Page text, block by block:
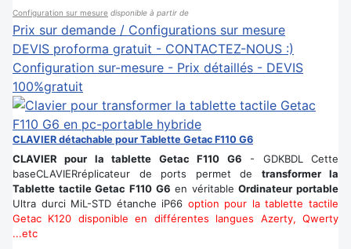
Configuration sur mesure disponible à partir de
Prix sur demande / Configurations sur mesure
DEVIS proforma gratuit - CONTACTEZ-NOUS :)
Configuration sur-mesure - Prix détaillés - DEVIS
100%gratuit
CLAVIER détachable pour Tablette Getac F110 G6
CLAVIER pour la tablette Getac F110 G6 - GDKBDL Cette
baseCLAVIERréplicateur de ports permet de transformer la
Tablette tactile Getac F110 G6 en véritableOrdinateur portable
Ultra durci MiL-STD étanche iP66 option pour la tablette tactile
Getac K120 disponible en différentes langues Azerty, Qwerty
...etc